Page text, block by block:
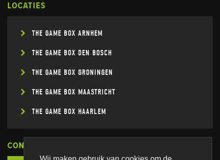
LOCATIES
THE GAME BOX ARNHEM
THE GAME BOX DEN BOSCH
THE GAME BOX GRONINGEN
THE GAME BOX MAASTRICHT
THE GAME BOX HAARLEM
CONNECT